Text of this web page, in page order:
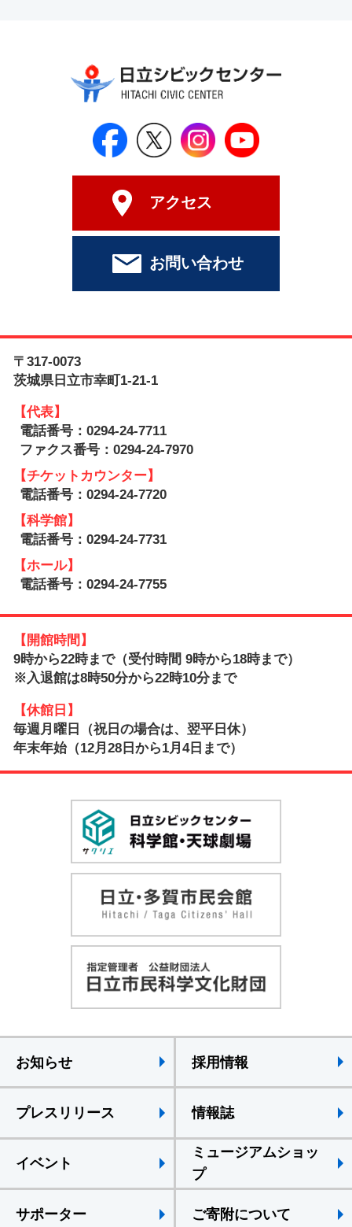
日立シビックセンター公式
日立シビックセンター
日立シビックセ
アクセス
お問い合わせ
〒317-0073
茨城県日立市幸町1-21-1
【代表】
電話番号：0294-24-7711
ファクス番号：0294-24-7970
【チケットカウンター】
電話番号：0294-24-7720
【科学館】
電話番号：0294-24-7731
【ホール】
電話番号：0294-24-7755
【開館時間】
9時から22時まで（受付時間 9時から18時まで）
※入退館は8時50分から22時10分まで
【休館日】
毎週月曜日（祝日の場合は、翌平日休）
年末年始（12月28日から1月4日まで）
お知らせ 採用情報
プレスリリース 情報誌
イベント
ミュージアムショッ
プ
サポーター ご寄附について